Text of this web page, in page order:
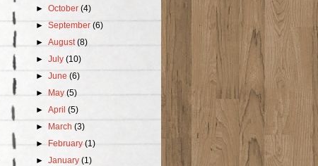
►October(4)
►September(6)
►August(8)
►July(10)
►June(6)
► May(5)
►April(5)
►
March(3)
►
February(1)
►January(1)